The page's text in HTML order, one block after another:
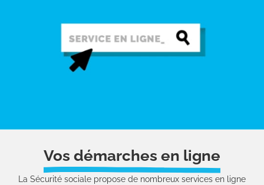
Vos démarches en ligne
La Sécurité sociale propose de nombreux services en ligne